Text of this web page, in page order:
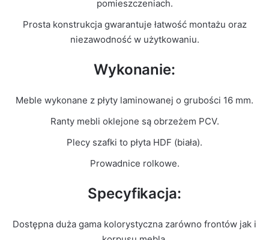
pomieszczeniach.
Prosta konstrukcja gwarantuje łatwość montażu oraz
niezawodność w użytkowaniu.
Wykonanie:
Meble wykonane z płyty laminowanej o grubości 16 mm.
Ranty mebli oklejone są obrzeżem PCV.
Plecy szafki to płyta HDF (biała).
Prowadnice rolkowe.
Specyfikacja:
Dostępna duża gama kolorystyczna zarówno frontów jak i
Rolkowe
Ola 80